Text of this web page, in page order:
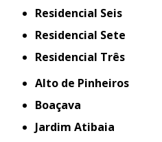
Residencial Seis
Residencial Sete
Residencial Três
Alto de Pinheiros
Boaçava
Jardim Atibaia